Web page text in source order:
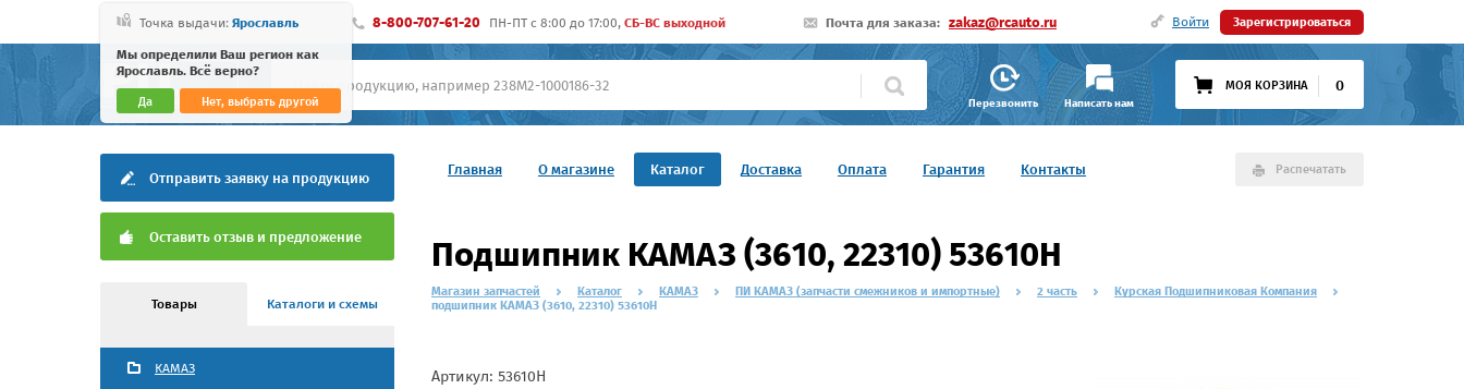
Точка выдачи: Ярославль
Мы определили Ваш регион как
Ярославль. Всё верно?
Да Нет, выбрать другой
8-800-707-61-20 ПН-ПТ c 8:00 до 17:00, СБ-ВС выходной Почта для заказа: zakaz@rcauto.ru Войти Зарегистрироваться
Перезвонить Написать нам
МОЯ КОРЗИНА 0
Главная О магазине Каталог Доставка Оплата Гарантия Контакты Распечатать
Отправить заявку на продукцию
Оставить отзыв и предложение
Товары Каталоги и схемы
КАМАЗ
Подшипник КАМАЗ (3610, 22310) 53610Н
Магазин запчастей Каталог КАМАЗ ПИ КАМАЗ (запчасти смежников и импортные) 2 часть
Курская Подшипниковая Компания
подшипник КАМАЗ (3610, 22310) 53610Н
Артикул: 53610Н